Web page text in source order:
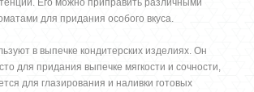
для придания особого вкуса.
в выпечке кондитерских изделиях. Он
для придания выпечке мягкости и сочности,
для глазирования и наливки готовых